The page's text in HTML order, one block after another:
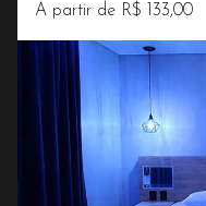
A partir de R$ 133,00